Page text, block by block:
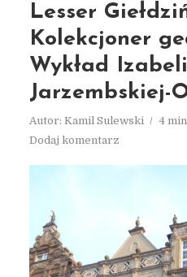
Lesser
Kolekcjoner
Wykład Izabeli
Jarzembskiej-
Autor: Kamil Sulewski
4
Dodaj komentarz